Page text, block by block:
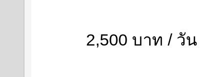
2,500 บาท / วัน